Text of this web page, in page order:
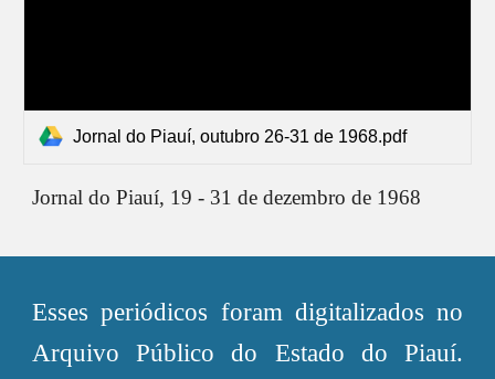
Jornal do Piauí, outubro 26-31 de 1968.pdf
Jornal do Piauí, 19 - 31 de dezembro de 1968
Esses periódicos foram digitalizados no
Arquivo Público do Estado do Piauí.